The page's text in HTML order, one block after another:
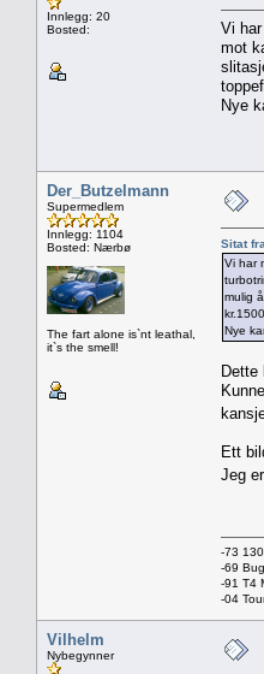
Innlegg: 20
Bosted:
Vi
mot
Nye
Der_Butzelmann
Supermedlem
Innlegg: 1104
Bosted: Nærbø
The fart alone is`nt leathal,
it`s the smell!
Sitat
Vi har
mulig
Nye
Dette
Ett
Jeg
-73
-69
-91 T4
-04
Vilhelm
Nybegynner